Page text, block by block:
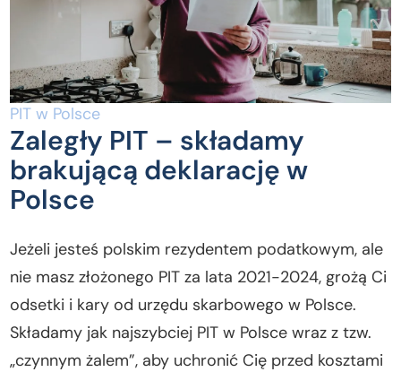
PIT w Polsce
Zaległy PIT – składamy
brakującą deklarację w
Polsce
Jeżeli jesteś polskim rezydentem podatkowym, ale
nie masz złożonego PIT za lata 2021-2024, grożą Ci
odsetki i kary od urzędu skarbowego w Polsce.
Składamy jak najszybciej PIT w Polsce wraz z tzw.
„czynnym żalem”, aby uchronić Cię przed kosztami